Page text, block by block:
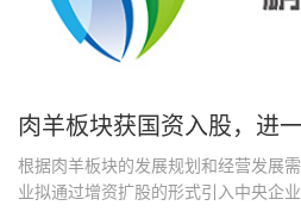
肉羊板块获国资入股，进
根据肉羊板块的发展规划和经营发展
业拟通过增资扩股的形式引入中央企